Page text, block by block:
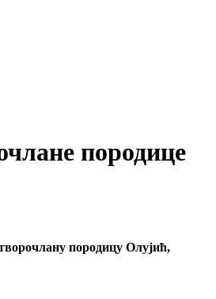
породице
породицу Олујић,